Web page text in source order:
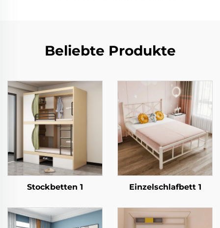
Beliebte Produkte
Stockbetten 1 Einzelschlafbett 1